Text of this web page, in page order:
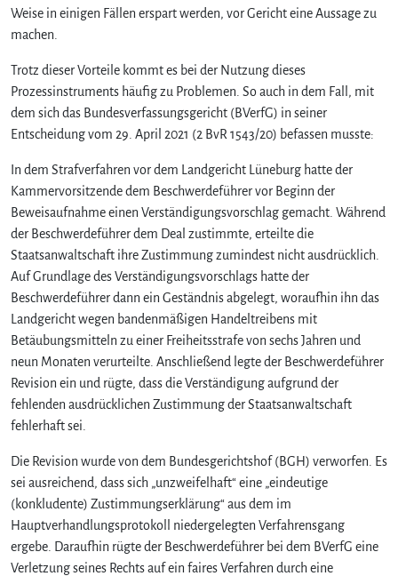
Weise in einigen Fällen erspart werden, vor Gericht eine Aussage zu
machen.
Trotz dieser Vorteile kommt es bei der Nutzung dieses
Prozessinstruments häufig zu Problemen. So auch in dem Fall, mit
dem sich das Bundesverfassungsgericht (BVerfG) in seiner
Entscheidung vom 29. April 2021 (2 BvR 1543/20) befassen musste:
In dem Strafverfahren vor dem Landgericht Lüneburg hatte der
Kammervorsitzende dem Beschwerdeführer vor Beginn der
Beweisaufnahme einen Verständigungsvorschlag gemacht. Während
der Beschwerdeführer dem Deal zustimmte, erteilte die
Staatsanwaltschaft ihre Zustimmung zumindest nicht ausdrücklich.
Auf Grundlage des Verständigungsvorschlags hatte der
Beschwerdeführer dann ein Geständnis abgelegt, woraufhin ihn das
Landgericht wegen bandenmäßigen Handeltreibens mit
Betäubungsmitteln zu einer Freiheitsstrafe von sechs Jahren und
neun Monaten verurteilte. Anschließend legte der Beschwerdeführer
Revision ein und rügte, dass die Verständigung aufgrund der
fehlenden ausdrücklichen Zustimmung der Staatsanwaltschaft
fehlerhaft sei.
Die Revision wurde von dem Bundesgerichtshof (BGH) verworfen. Es
sei ausreichend, dass sich „unzweifelhaft“ eine „eindeutige
(konkludente) Zustimmungserklärung“ aus dem im
Hauptverhandlungsprotokoll niedergelegten Verfahrensgang
ergebe. Daraufhin rügte der Beschwerdeführer bei dem BVerfG eine
Verletzung seines Rechts auf ein faires Verfahren durch eine